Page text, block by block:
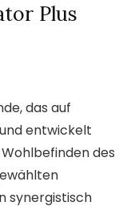
Plus
das auf
entwickelt
des
synergistisch